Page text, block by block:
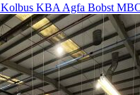
Kolbus KBA Agfa Bobst